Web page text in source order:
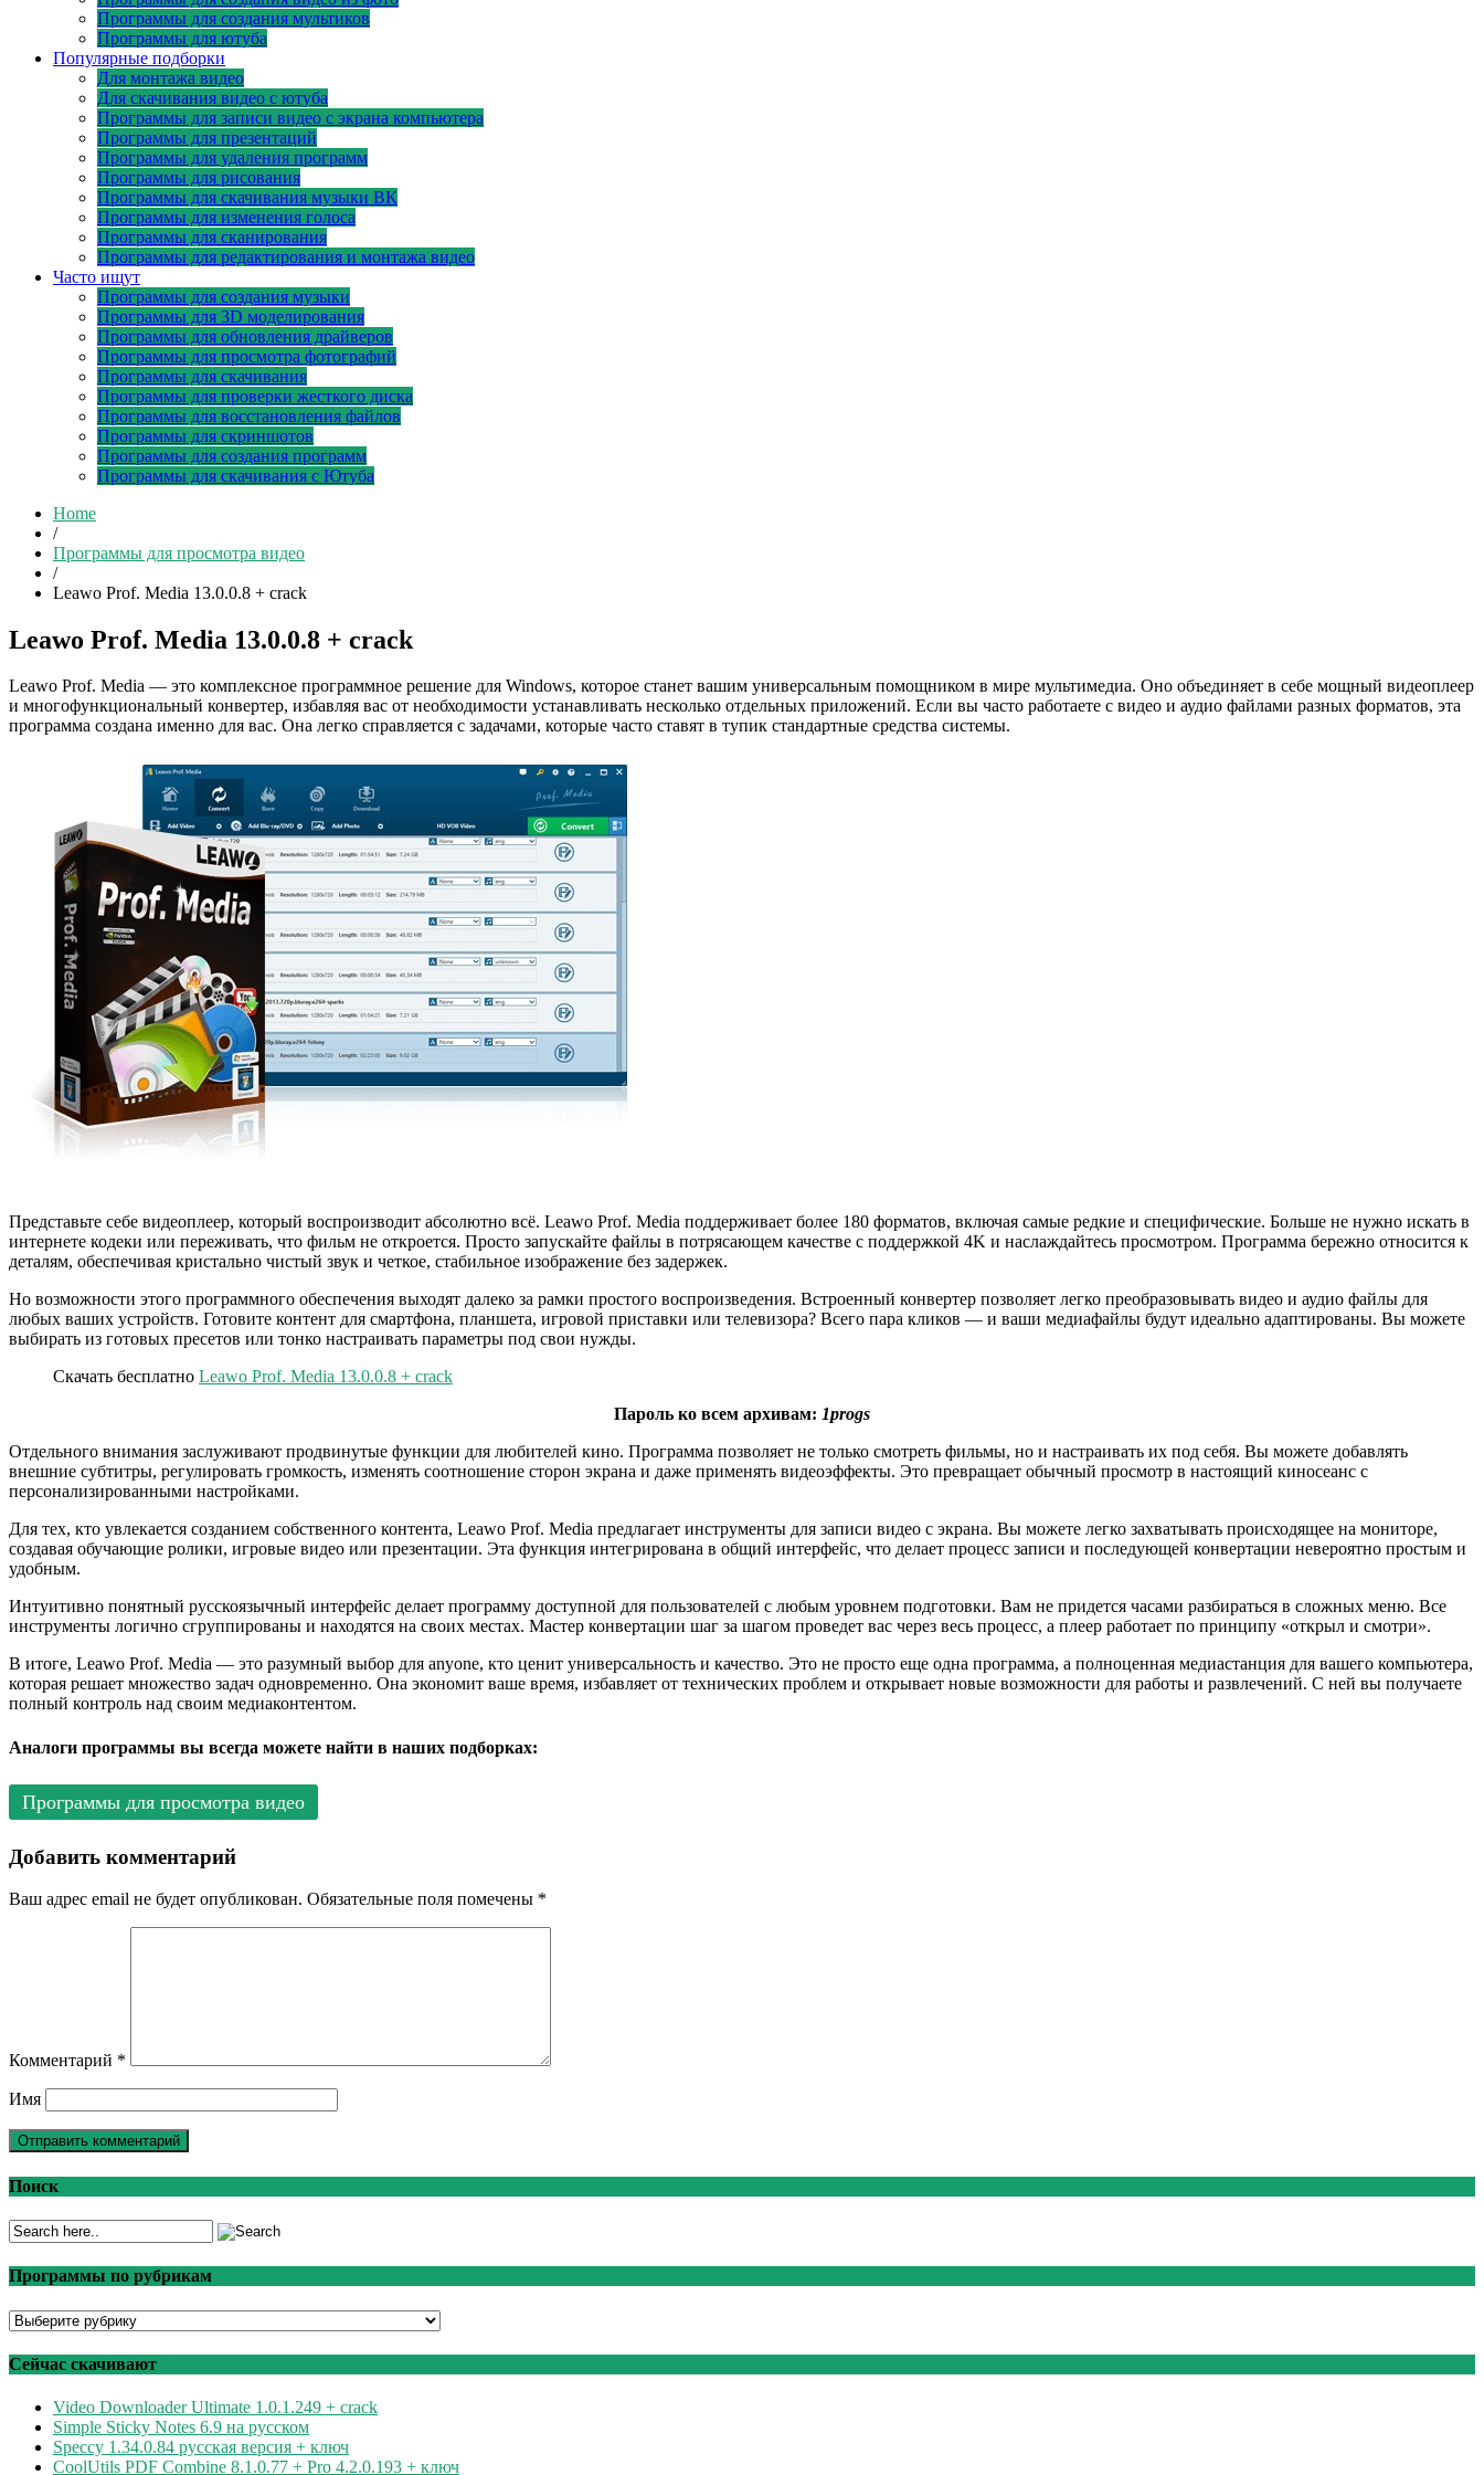
Программы для создания мультиков
Программы для ютуба
Популярные подборки
Для монтажа видео
Для скачивания видео с ютуба
Программы для записи видео с экрана компьютера
Программы для презентаций
Программы для удаления программ
Программы для рисования
Программы для скачивания музыки ВК
Программы для изменения голоса
Программы для сканирования
Программы для редактирования и монтажа видео
Часто ищут
Программы для создания музыки
Программы для 3D моделирования
Программы для обновления драйверов
Программы для просмотра фотографий
Программы для скачивания
Программы для проверки жесткого диска
Программы для восстановления файлов
Программы для скриншотов
Программы для создания программ
Программы для скачивания с Ютуба
Home
/
Программы для просмотра видео
/
Leawo Prof. Media 13.0.0.8 + crack
Leawo Prof. Media 13.0.0.8 + crack
Leawo Prof. Media — это комплексное программное решение для Windows, которое станет вашим универсальным помощником в мире мультимедиа. Оно объединяет в себе мощный видеоплеер
и многофункциональный конвертер, избавляя вас от необходимости устанавливать несколько отдельных приложений. Если вы часто работаете с видео и аудио файлами разных форматов, эта
программа создана именно для вас. Она легко справляется с задачами, которые часто ставят в тупик стандартные средства системы.
Представьте себе видеоплеер, который воспроизводит абсолютно всё. Leawo Prof. Media поддерживает более 180 форматов, включая самые редкие и специфические. Больше не нужно искать в
интернете кодеки или переживать, что фильм не откроется. Просто запускайте файлы в потрясающем качестве с поддержкой 4K и наслаждайтесь просмотром. Программа бережно относится к
деталям, обеспечивая кристально чистый звук и четкое, стабильное изображение без задержек.
Но возможности этого программного обеспечения выходят далеко за рамки простого воспроизведения. Встроенный конвертер позволяет легко преобразовывать видео и аудио файлы для
любых ваших устройств. Готовите контент для смартфона, планшета, игровой приставки или телевизора? Всего пара кликов — и ваши медиафайлы будут идеально адаптированы. Вы можете
выбирать из готовых пресетов или тонко настраивать параметры под свои нужды.
Скачать бесплатно Leawo Prof. Media 13.0.0.8 + crack
Пароль ко всем архивам: 1progs
Отдельного внимания заслуживают продвинутые функции для любителей кино. Программа позволяет не только смотреть фильмы, но и настраивать их под себя. Вы можете добавлять
внешние субтитры, регулировать громкость, изменять соотношение сторон экрана и даже применять видеоэффекты. Это превращает обычный просмотр в настоящий киносеанс с
персонализированными настройками.
Для тех, кто увлекается созданием собственного контента, Leawo Prof. Media предлагает инструменты для записи видео с экрана. Вы можете легко захватывать происходящее на мониторе,
создавая обучающие ролики, игровые видео или презентации. Эта функция интегрирована в общий интерфейс, что делает процесс записи и последующей конвертации невероятно простым и
удобным.
Интуитивно понятный русскоязычный интерфейс делает программу доступной для пользователей с любым уровнем подготовки. Вам не придется часами разбираться в сложных меню. Все
инструменты логично сгруппированы и находятся на своих местах. Мастер конвертации шаг за шагом проведет вас через весь процесс, а плеер работает по принципу «открыл и смотри».
В итоге, Leawo Prof. Media — это разумный выбор для anyone, кто ценит универсальность и качество. Это не просто еще одна программа, а полноценная медиастанция для вашего компьютера,
которая решает множество задач одновременно. Она экономит ваше время, избавляет от технических проблем и открывает новые возможности для работы и развлечений. С ней вы получаете
полный контроль над своим медиаконтентом.
Аналоги программы вы всегда можете найти в наших подборках:
Программы для просмотра видео
Добавить комментарий
Ваш адрес email не будет опубликован. Обязательные поля помечены *
Комментарий *
Имя
Поиск
Программы по рубрикам
Программы
рубрикам
Сейчас скачивают
Video Downloader Ultimate 1.0.1.249 + crack
Simple Sticky Notes 6.9 на русском
Speccy 1.34.0.84 русская версия + ключ
CoolUtils PDF Combine 8.1.0.77 + Pro 4.2.0.193 + ключ